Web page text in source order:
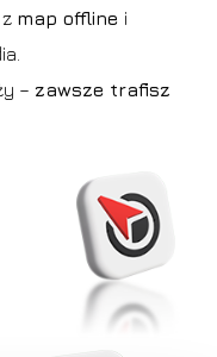
map offline i
– zawsze trafisz